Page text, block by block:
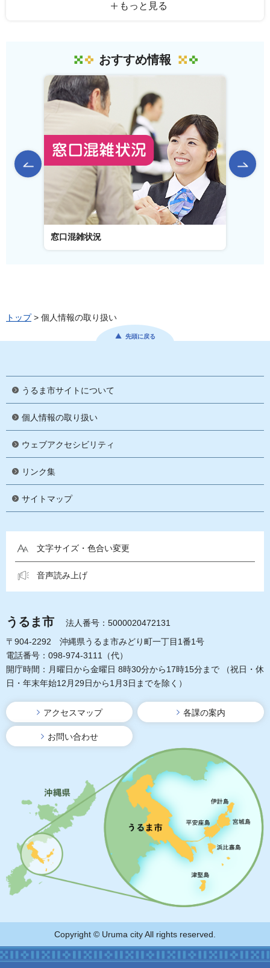
もっと見る
おすすめ情報
前のスライドを表示
窓口混雑状況
トップ> 個人情報の取り扱い
先頭に戻る
うるま市サイトについて
個人情報の取り扱い
ウェブアクセシビリティ
リンク集
サイトマップ
文字サイズ・色合い変更
音声読み上げ
うるま市
法人番号：5000020472131
〒904-2292 沖縄県うるま市みどり町一丁目1番1号
電話番号：098-974-3111（代）
開庁時間：月曜日から金曜日 8時30分から17時15分まで
（祝日・休
日・年末年始12月29日から1月3日までを除く）
アクセスマップ 各課の案内
お問い合わせ
Copyright © Uruma city All rights reserved.